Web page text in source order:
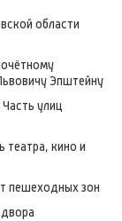
области
Эпштейну
улиц
театра, кино и
пешеходных зон